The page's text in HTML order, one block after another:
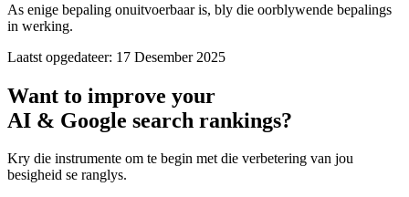
As enige bepaling onuitvoerbaar is, bly die oorblywende bepalings
in werking.
Laatst opgedateer: 17 Desember 2025
Want to improve your
AI & Google search rankings?
Kry die instrumente om te begin met die verbetering van jou
besigheid se ranglys.